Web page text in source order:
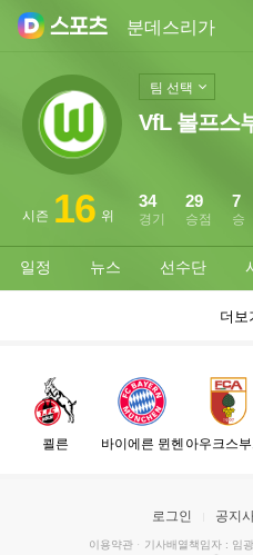
분데스리가
VfL 볼프스
시즌 16 위 경기
34
승점
29
승
7
팀 선택
일정 뉴스 선수단
더보
쾰른 바이에른 뮌헨 아우크스
로그인 공지
이용약관 · 기사배열책임자 : 임